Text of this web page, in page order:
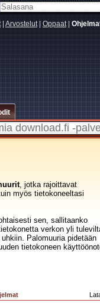
| Arvostelut| Oppaat|
, jotka rajoittavat
myös tietokoneeltasi
sen, sallitaanko
verkon yli
Palomuuria pidetään
tietokoneen